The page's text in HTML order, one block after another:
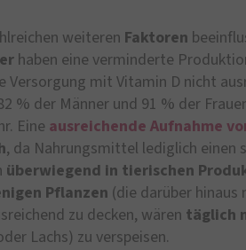
weiteren Faktoren
haben eine verminderte
Versorgung mit Vitamin D nicht
% der Männer und 91 % der
Eine ausreichende Aufnahme
, da Nahrungsmittel lediglich einen
überwiegend in tierischen
Pflanzen (die darüber hinaus
zu decken, wären täglich
Lachs) zu verspeisen.